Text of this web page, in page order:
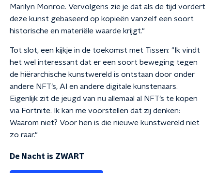
Marilyn Monroe. Vervolgens zie je dat als de tijd vordert
deze kunst gebaseerd op kopieën vanzelf een soort
historische en materiële waarde krijgt."
Tot slot, een kijkje in de toekomst met Tissen: "Ik vindt
het wel interessant dat er een soort beweging tegen
de hiërarchische kunstwereld is ontstaan door onder
andere NFT’s, AI en andere digitale kunstenaars.
Eigenlijk zit de jeugd van nu allemaal al NFT’s te kopen
via Fortnite. Ik kan me voorstellen dat zij denken:
Waarom niet? Voor hen is die nieuwe kunstwereld niet
zo raar."
De Nacht is ZWART